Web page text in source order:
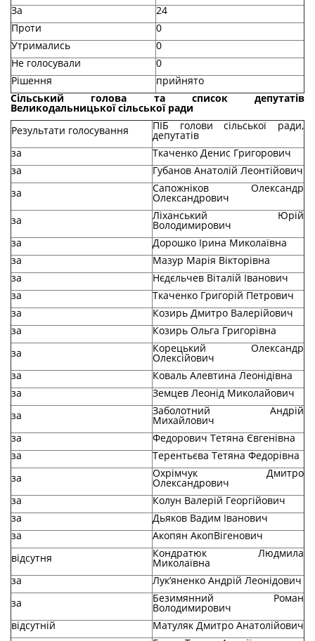
За
24
Проти
0
Утримались
0
Не голосували
0
Рішення
прийнято
Сільський голова та список депутатів
Великодальницької сільської ради
Результати голосування
ПІБ голови сільської ради,
депутатів
за
Ткаченко Денис Григорович
за
Губанов Анатолій Леонтійович
за
Сапожніков Олександр
Олександрович
за
Ліханський Юрій
Володимирович
за
Дорошко Ірина Миколаївна
за
Мазур Марія Вікторівна
за
Нєдєльчев Віталій Іванович
за
Ткаченко Григорій Петрович
за
Козирь Дмитро Валерійович
за
Козирь Ольга Григорівна
за
Корецький Олександр
Олексійович
за
Коваль Алевтина Леонідівна
за
Земцев Леонід Миколайович
за
Заболотний Андрій
Михайлович
за
Федорович Тетяна Євгенівна
за
Терентьєва Тетяна Федорівна
за
Охрімчук Дмитро
Олександрович
за
Колун Валерій Георгійович
за
Дьяков Вадим Іванович
за
Акопян АкопВігенович
відсутня
Кондратюк Людмила
Миколаївна
за
Лук’яненко Андрій Леонідович
за
Безимянний Роман
Володимирович
відсутній
Матуляк Дмитро Анатолійович